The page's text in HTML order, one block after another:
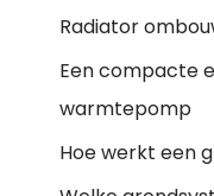
Radiator
Een compacte
warmtepomp
Hoe werkt een